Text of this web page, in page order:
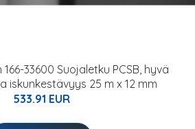
33600 Suojaletku PCSB, hyvä
iskunkestävyys 25 m x 12 mm
533.91 EUR